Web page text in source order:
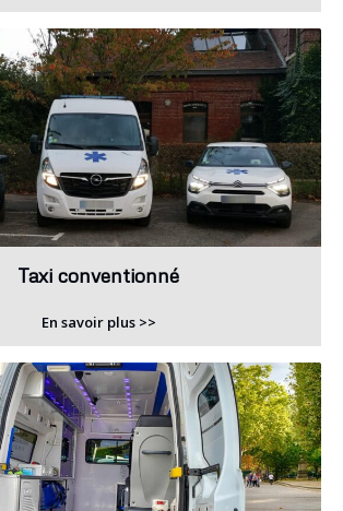
Taxi conventionné
En savoir plus >>